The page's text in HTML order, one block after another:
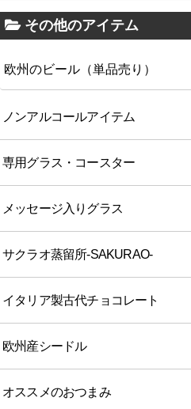
その他のアイテム
欧州のビール（単品売り）
ノンアルコールアイテム
専用グラス・コースター
メッセージ入りグラス
サクラオ蒸留所-SAKURAO-
イタリア製古代チョコレート
欧州産シードル
オススメのおつまみ